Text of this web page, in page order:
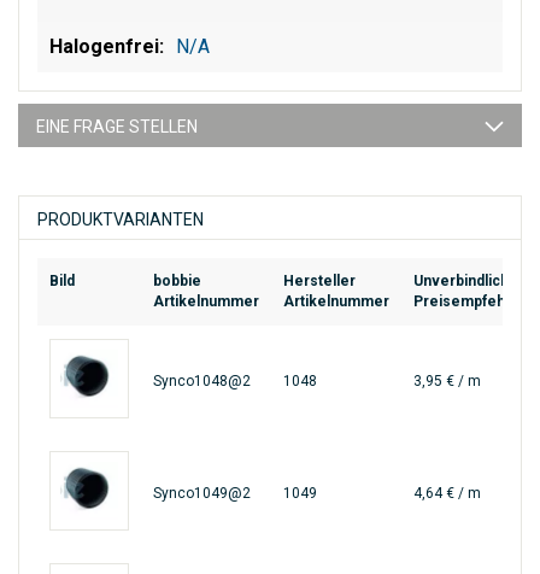
N/A
EINE FRAGE STELLEN
PRODUKTVARIANTEN
Bild
bobbie
Artikelnummer
Hersteller
Artikelnummer
Unverbindliche
Preisempfehlung
Synco1048@2 1048 3,95 € / m
Synco1049@2 1049 4,64 € / m